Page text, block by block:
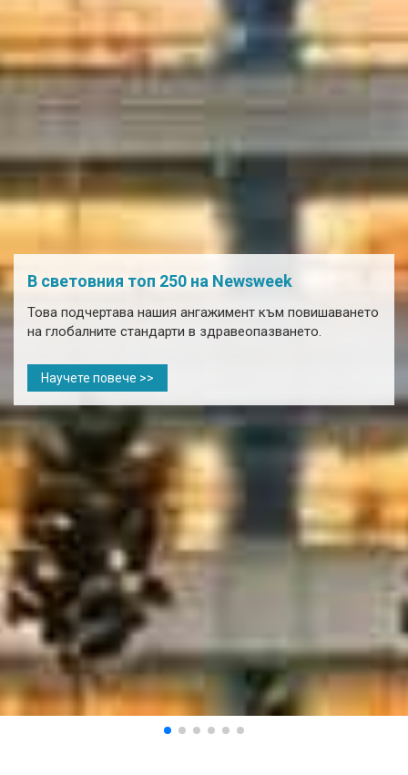
В световния топ 250 на Newsweek
Това подчертава нашия ангажимент към повишаването
на глобалните стандарти в здравеопазването.
Научете повече >>